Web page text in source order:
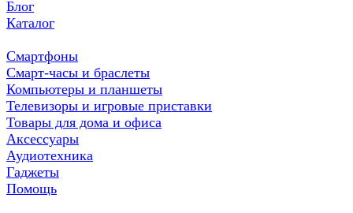
Блог
Каталог
Смартфоны
Смарт-часы и браслеты
Компьютеры и планшеты
Телевизоры и игровые приставки
Товары для дома и офиса
Аксессуары
Аудиотехника
Гаджеты
Помощь